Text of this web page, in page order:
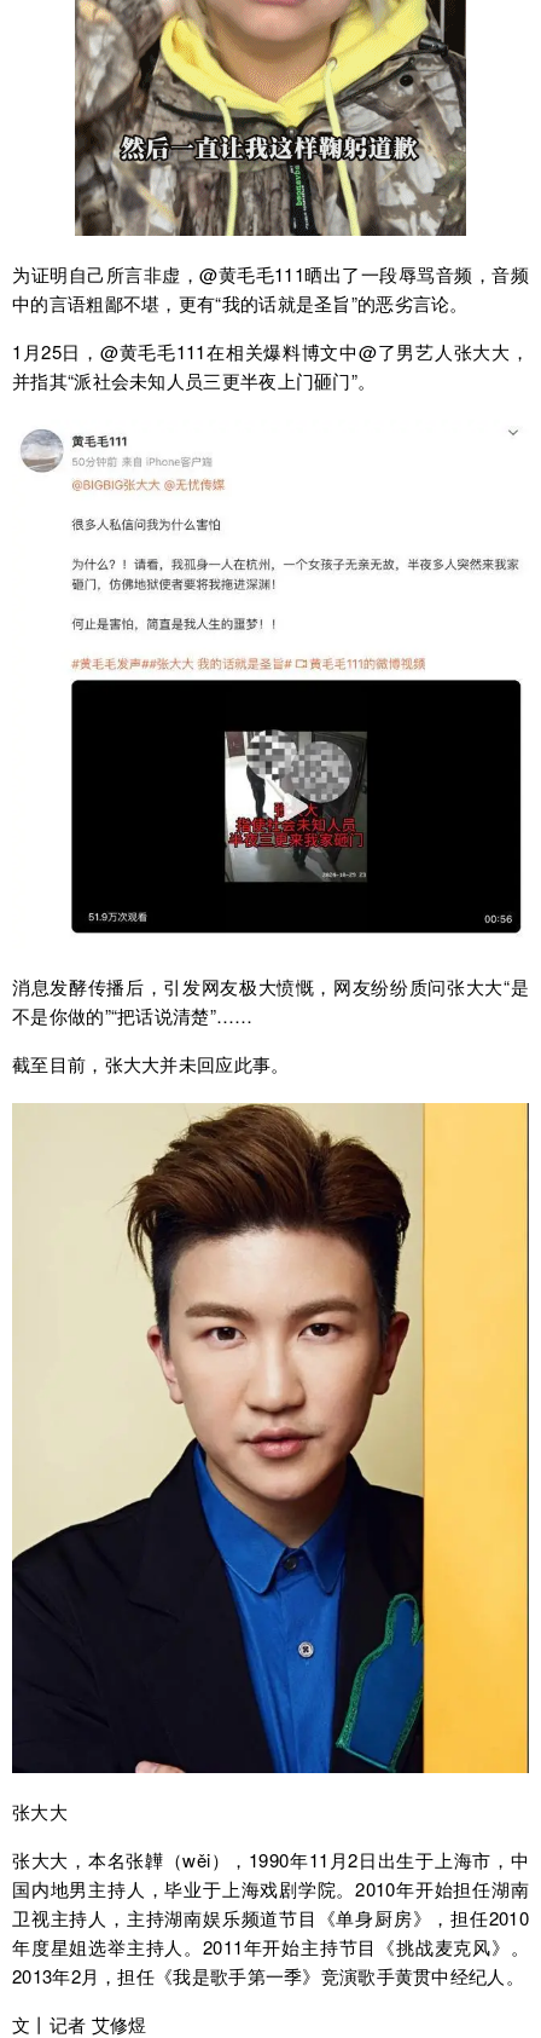
为证明自己所言非虚，@黄毛毛111晒出了一段辱骂音频，音频
中的言语粗鄙不堪，更有“我的话就是圣旨”的恶劣言论。
1月25日，@黄毛毛111在相关爆料博文中@了男艺人张大大，
并指其“派社会未知人员三更半夜上门砸门”。
消息发酵传播后，引发网友极大愤慨，网友纷纷质问张大大“是
不是你做的”“把话说清楚”……
截至目前，张大大并未回应此事。
张大大
张大大，本名张韡（wěi），1990年11月2日出生于上海市，中
国内地男主持人，毕业于上海戏剧学院。2010年开始担任湖南
卫视主持人，主持湖南娱乐频道节目《单身厨房》，担任2010
年度星姐选举主持人。2011年开始主持节目《挑战麦克风》。
2013年2月，担任《我是歌手第一季》竞演歌手黄贯中经纪人。
文丨记者 艾修煜